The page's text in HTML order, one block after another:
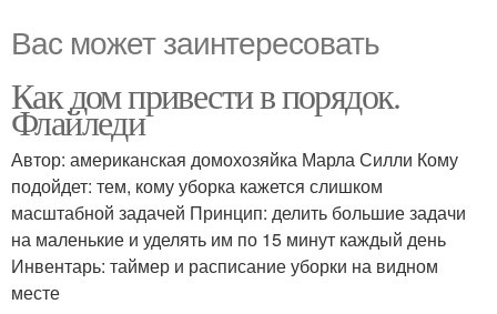
Вас может заинтересовать
Как дом привести в порядок.
Флайледи
Автор: американская домохозяйка Марла Силли Кому
подойдет: тем, кому уборка кажется слишком
масштабной задачей Принцип: делить большие задачи
на маленькие и уделять им по 15 минут каждый день
Инвентарь: таймер и расписание уборки на видном
месте